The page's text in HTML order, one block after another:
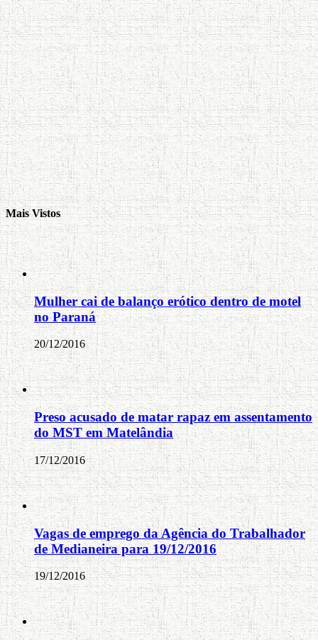
Mais Vistos
Mulher cai de balanço erótico dentro de motel
no Paraná
20/12/2016
Preso acusado de matar rapaz em assentamento
do MST em Matelândia
17/12/2016
Vagas de emprego da Agência do Trabalhador
de Medianeira para 19/12/2016
19/12/2016